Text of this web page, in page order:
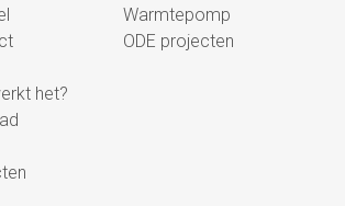
het?
Warmtepomp
ODE projecten